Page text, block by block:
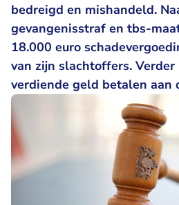
bedreigd en mishandeld.
gevangenisstraf en tbs-
18.000 euro
van zijn slachtoffers.
verdiende geld betalen aan